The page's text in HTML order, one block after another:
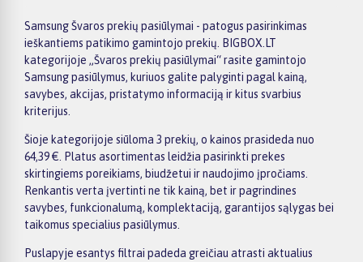
Samsung Švaros prekių pasiūlymai - patogus pasirinkimas
ieškantiems patikimo gamintojo prekių. BIGBOX.LT
kategorijoje „Švaros prekių pasiūlymai“ rasite gamintojo
Samsung pasiūlymus, kuriuos galite palyginti pagal kainą,
savybes, akcijas, pristatymo informaciją ir kitus svarbius
kriterijus.
Šioje kategorijoje siūloma 3 prekių, o kainos prasideda nuo
64,39 €. Platus asortimentas leidžia pasirinkti prekes
skirtingiems poreikiams, biudžetui ir naudojimo įpročiams.
Renkantis verta įvertinti ne tik kainą, bet ir pagrindines
savybes, funkcionalumą, komplektaciją, garantijos sąlygas bei
taikomus specialius pasiūlymus.
Puslapyje esantys filtrai padeda greičiau atrasti aktualius